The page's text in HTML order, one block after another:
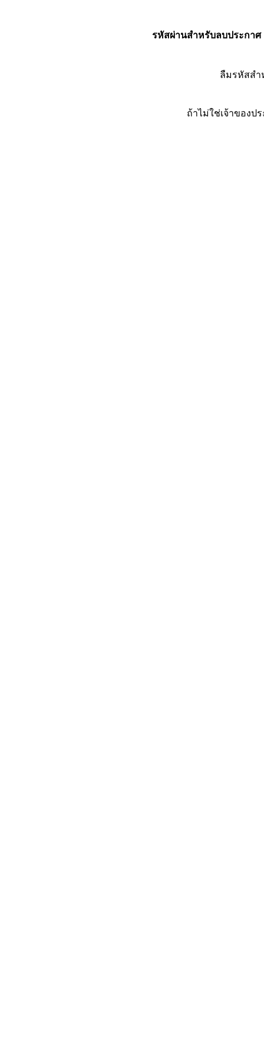
รหัสผ่านสำหรับลบประกาศ
ลืมรหัสส
ถ้าไม่ใช่เจ้าของป